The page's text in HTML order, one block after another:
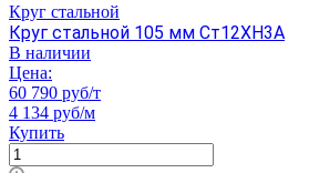
Круг стальной
Круг стальной 105 мм Ст12ХН3А
В наличии
Цена:
60 790 руб/т
4 134 руб/м
Купить